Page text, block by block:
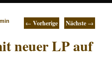
← Vorherige Nächste →
neuer LP auf